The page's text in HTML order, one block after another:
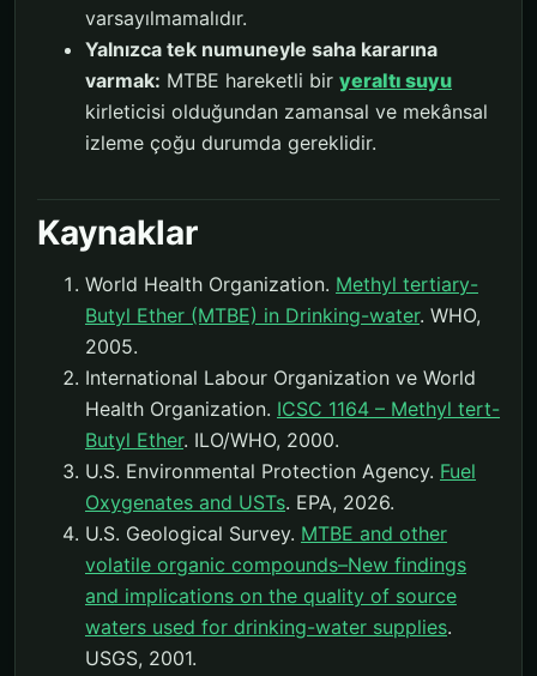
varsayılmamalıdır.
Yalnızca tek numuneyle saha kararına
varmak: MTBE hareketli bir yeraltı suyu
kirleticisi olduğundan zamansal ve mekânsal
izleme çoğu durumda gereklidir.
Kaynaklar
World Health Organization. Methyl tertiary-
Butyl Ether (MTBE) in Drinking-water. WHO,
2005.
International Labour Organization ve World
Health Organization. ICSC 1164 – Methyl tert-
Butyl Ether. ILO/WHO, 2000.
U.S. Environmental Protection Agency. Fuel
Oxygenates and USTs. EPA, 2026.
U.S. Geological Survey. MTBE and other
volatile organic compounds–New findings
and implications on the quality of source
waters used for drinking-water supplies.
USGS, 2001.